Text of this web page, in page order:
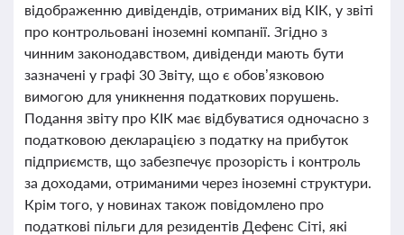
відображенню дивідендів, отриманих від КІК, у звіті
про контрольовані іноземні компанії. Згідно з
чинним законодавством, дивіденди мають бути
зазначені у графі 30 Звіту, що є обов’язковою
вимогою для уникнення податкових порушень.
Подання звіту про КІК має відбуватися одночасно з
податковою декларацією з податку на прибуток
підприємств, що забезпечує прозорість і контроль
за доходами, отриманими через іноземні структури.
Крім того, у новинах також повідомлено про
податкові пільги для резидентів Дефенс Сіті, які